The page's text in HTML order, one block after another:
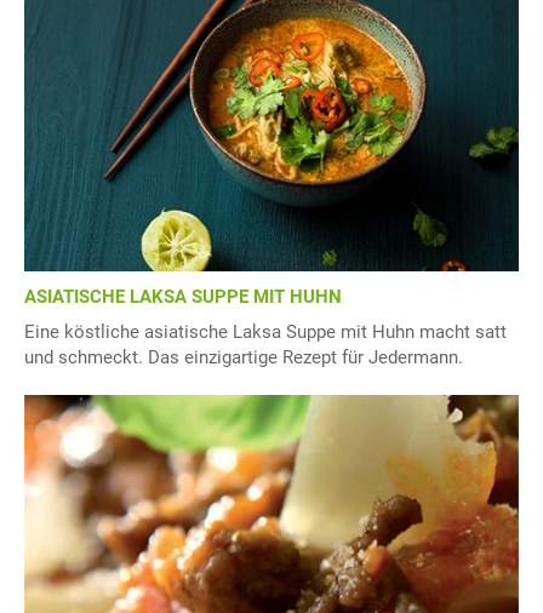
ASIATISCHE LAKSA SUPPE MIT HUHN
Eine köstliche asiatische Laksa Suppe mit Huhn macht satt
und schmeckt. Das einzigartige Rezept für Jedermann.